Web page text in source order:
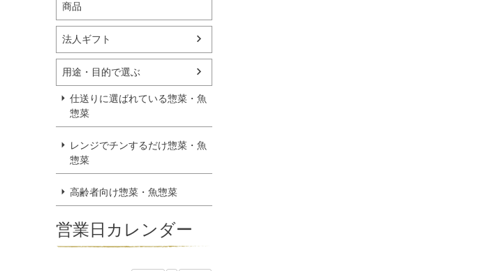
商品
法人ギフト
用途・目的で選ぶ
仕送りに選ばれている惣菜・魚
惣菜
レンジでチンするだけ惣菜・魚
惣菜
高齢者向け惣菜・魚惣菜
営業日カレンダー